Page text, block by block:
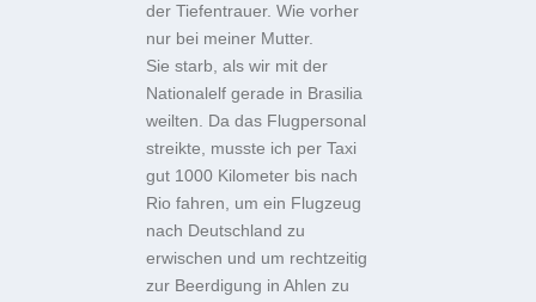
der Tiefentrauer. Wie vorher
nur bei meiner Mutter.
Sie starb, als wir mit der
Nationalelf gerade in Brasilia
weilten. Da das Flugpersonal
streikte, musste ich per Taxi
gut 1000 Kilometer bis nach
Rio fahren, um ein Flugzeug
nach Deutschland zu
erwischen und um rechtzeitig
zur Beerdigung in Ahlen zu